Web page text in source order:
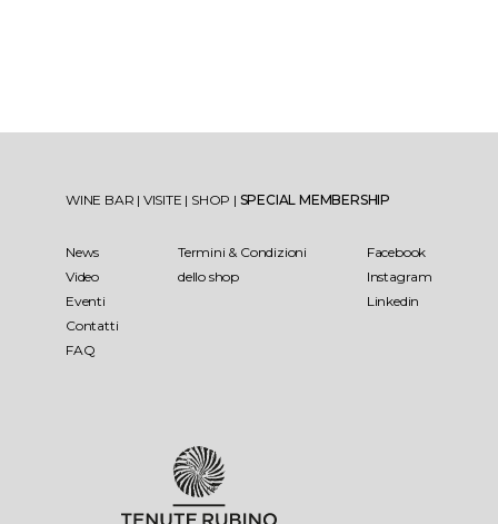
WINE BAR | VISITE | SHOP | SPECIAL MEMBERSHIP
News
Video
Eventi
Contatti
FAQ
Termini & Condizioni
dello shop
Facebook
Instagram
Linkedin